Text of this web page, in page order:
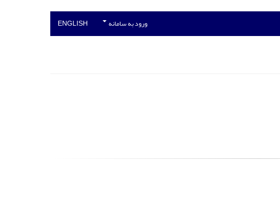
ورود به سامانه ENGLISH